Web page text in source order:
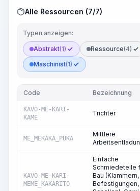
Alle Ressourcen (7/7)
Typen anzeigen:
Abstrakt(1) Ressource(4)
Maschinist(1)
Code Bezeichnung
KAVO-ME-KARI-
KAME
Trichter
ME_MEKAKA_PUKA
Mittlere
KAVO-ME-KARI-
MEME_KAKARITO
Einfache
Schmiedeteile
Bau (Klammern,
Befestigungen,